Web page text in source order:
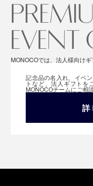
MONOCOでは、法人様向け
記念品の名入れ、イベ
トなど、法人ギフトを
MONOCOチームにご相
詳